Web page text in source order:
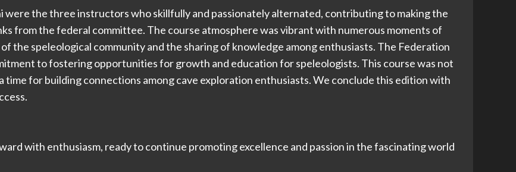
were the three instructors who skillfully and passionately alternated, contributing to making the
from the federal committee. The course atmosphere was vibrant with numerous moments of
the speleological community and the sharing of knowledge among enthusiasts. The Federation
to fostering opportunities for growth and education for speleologists. This course was not
for building connections among cave exploration enthusiasts. We conclude this edition with
with enthusiasm, ready to continue promoting excellence and passion in the fascinating world